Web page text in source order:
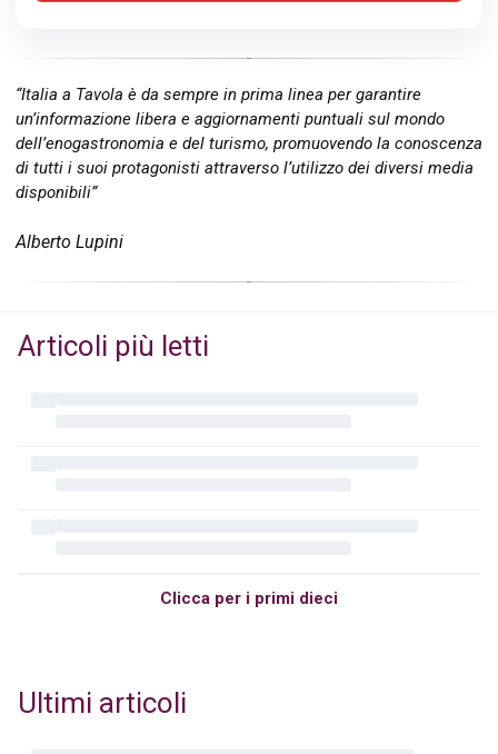
“Italia a Tavola è da sempre in prima linea per garantire
un’informazione libera e aggiornamenti puntuali sul mondo
dell’enogastronomia e del turismo, promuovendo la conoscenza
di tutti i suoi protagonisti attraverso l’utilizzo dei diversi media
disponibili”
Alberto Lupini
Articoli più letti
Clicca per i primi dieci
Ultimi articoli